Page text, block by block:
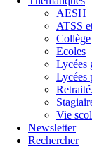
AESH
ATSS
Collège
Ecoles
Lycées
Lycées
Vie
Newsletter
Rechercher